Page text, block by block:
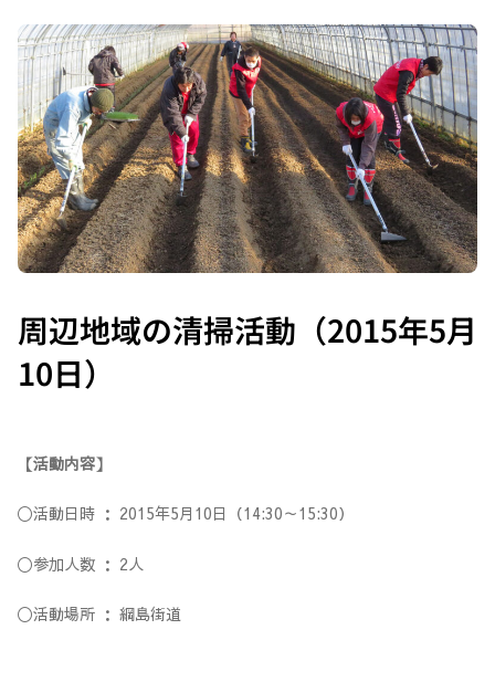
周辺地域の清掃活動（2015年5月
10日）
【活動内容】
〇活動日時 ： 2015年5月10日（14:30～15:30）
〇参加人数 ： 2人
〇活動場所 ： 綱島街道